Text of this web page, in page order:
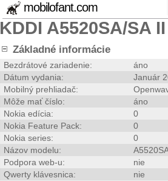
mobilofant.com
KDDI A5520SA/SA II
Základné informácie
Bezdrátové zariadenie:
áno
Dátum vydania:
Január
Mobilný prehliadač:
Môže mať číslo:
áno
Nokia edícia:
0
Nokia Feature Pack:
0
Nokia series:
0
Názov modelu:
Podpora web-u:
nie
Qwerty klávesnica:
nie